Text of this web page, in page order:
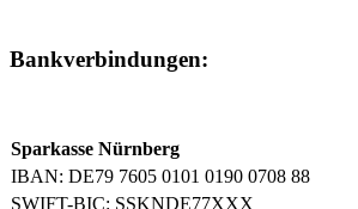
Bankverbindungen:
Sparkasse Nürnberg
IBAN: DE79 7605 0101 0190 0708 88
SWIFT-BIC: SSKNDE77XXX